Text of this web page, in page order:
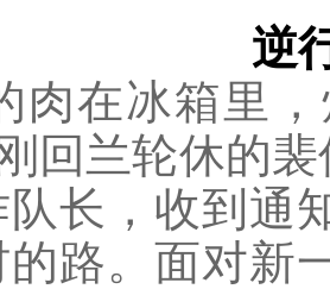
逆
肉在冰箱里
回兰轮休的
长，收到通
的路。面对新